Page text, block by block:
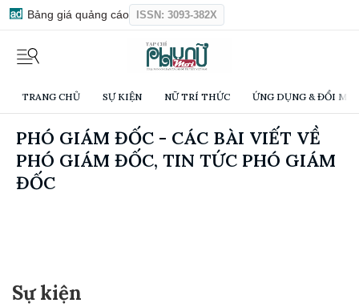
Bảng giá quảng cáo ISSN: 3093-382X
TRANG CHỦ SỰ KIỆN NỮ TRÍ THỨC ỨNG DỤNG & ĐỔI
PHÓ GIÁM ĐỐC - CÁC BÀI VIẾT VỀ
PHÓ GIÁM ĐỐC, TIN TỨC PHÓ GIÁM
ĐỐC
Sự kiện